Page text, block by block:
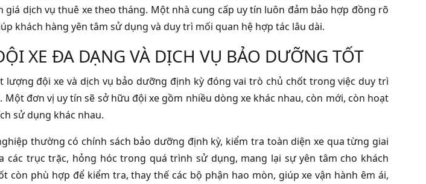
dịch vụ thuê xe theo tháng. Một nhà cung cấp uy tín luôn đảm bảo hợp đồng rõ
khách hàng yên tâm sử dụng và duy trì mối quan hệ hợp tác lâu dài.
XE ĐA DẠNG VÀ DỊCH VỤ BẢO DƯỠNG TỐT
lượng đội xe và dịch vụ bảo dưỡng định kỳ đóng vai trò chủ chốt trong việc duy trì
đơn vị uy tín sẽ sở hữu đội xe gồm nhiều dòng xe khác nhau, còn mới, còn hoạt
sử dụng khác nhau.
thường có chính sách bảo dưỡng định kỳ, kiểm tra toàn diện xe qua từng giai
các trục trặc, hỏng hóc trong quá trình sử dụng, mang lại sự yên tâm cho khách
còn phù hợp để kiểm tra, thay thế các bộ phận hao mòn, giúp xe vận hành êm ái,